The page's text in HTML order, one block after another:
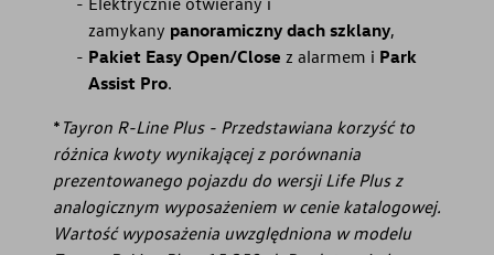
zamykany panoramiczny dach szklany,
Pakiet Easy Open/Close z alarmem i Park
Assist Pro.
* Tayron R-Line Plus - Przedstawiana korzyść to
różnica kwoty wynikającej z porównania
prezentowanego pojazdu do wersji Life Plus z
analogicznym wyposażeniem w cenie katalogowej.
Wartość wyposażenia uwzględniona w modelu